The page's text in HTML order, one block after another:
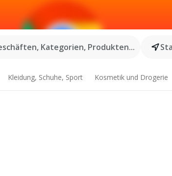
Kategorien, Produkten...
Kleidung, Schuhe, Sport Kosmetik und Drogerie